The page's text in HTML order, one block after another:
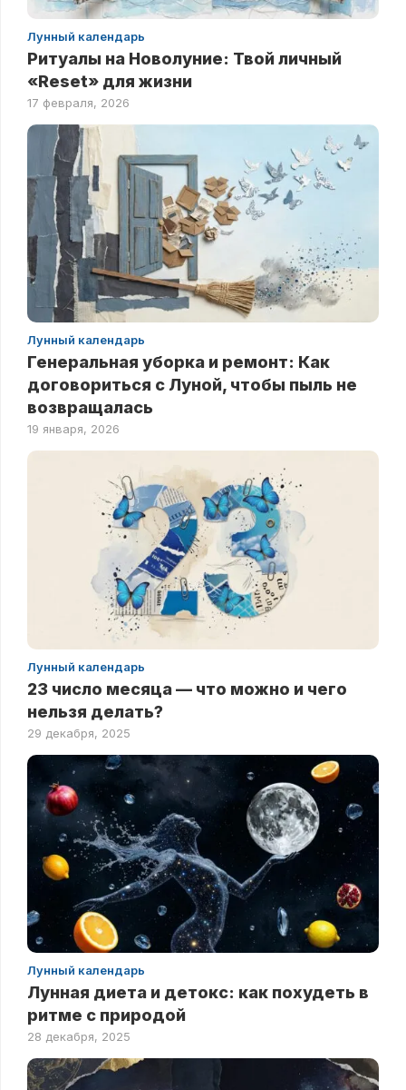
Лунный календарь
Ритуалы на Новолуние: Твой личный
«Reset» для жизни
17 февраля, 2026
Лунный календарь
Генеральная уборка и ремонт: Как
договориться с Луной, чтобы пыль не
возвращалась
19 января, 2026
Лунный календарь
23 число месяца — что можно и чего
нельзя делать?
29 декабря, 2025
Лунный календарь
Лунная диета и детокс: как похудеть в
ритме с природой
28 декабря, 2025